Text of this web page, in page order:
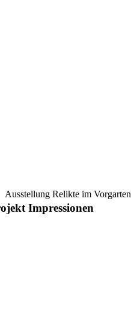
Ausstellung Relikte im Vorgarten
Impressionen